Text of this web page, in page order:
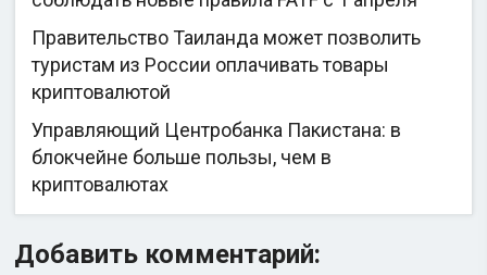
Правительство Таиланда может позволить
туристам из России оплачивать товары
криптовалютой
Управляющий Центробанка Пакистана: в
блокчейне больше пользы, чем в
криптовалютах
Добавить комментарий: